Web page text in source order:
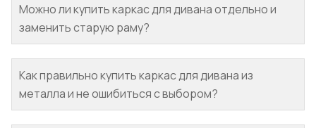
Можно ли купить каркас для дивана отдельно и
заменить старую раму?
Как правильно купить каркас для дивана из
металла и не ошибиться с выбором?